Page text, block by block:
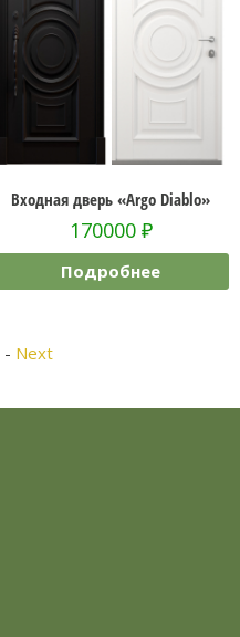
Входная дверь «Argo Diablo»
170000 ₽
Подробнее
- Next